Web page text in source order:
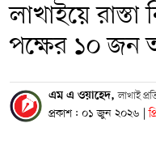
লাখাইয়ে
পক্ষের ১০
এম এ ওয়াহেদ,লাখাই
প্রকাশ : ০১ জুন ২০২৬ |